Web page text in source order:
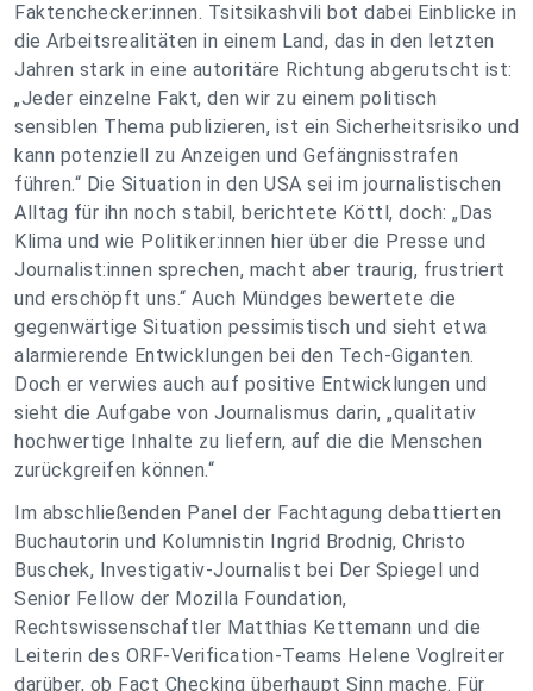
Faktenchecker:innen. Tsitsikashvili bot dabei Einblicke in
die Arbeitsrealitäten in einem Land, das in den letzten
Jahren stark in eine autoritäre Richtung abgerutscht ist:
„Jeder einzelne Fakt, den wir zu einem politisch
sensiblen Thema publizieren, ist ein Sicherheitsrisiko und
kann potenziell zu Anzeigen und Gefängnisstrafen
führen.“ Die Situation in den USA sei im journalistischen
Alltag für ihn noch stabil, berichtete Köttl, doch: „Das
Klima und wie Politiker:innen hier über die Presse und
Journalist:innen sprechen, macht aber traurig, frustriert
und erschöpft uns.“ Auch Mündges bewertete die
gegenwärtige Situation pessimistisch und sieht etwa
alarmierende Entwicklungen bei den Tech-Giganten.
Doch er verwies auch auf positive Entwicklungen und
sieht die Aufgabe von Journalismus darin, „qualitativ
hochwertige Inhalte zu liefern, auf die die Menschen
zurückgreifen können.“
Im abschließenden Panel der Fachtagung debattierten
Buchautorin und Kolumnistin Ingrid Brodnig, Christo
Buschek, Investigativ-Journalist bei Der Spiegel und
Senior Fellow der Mozilla Foundation,
Rechtswissenschaftler Matthias Kettemann und die
Leiterin des ORF-Verification-Teams Helene Voglreiter
darüber, ob Fact Checking überhaupt Sinn mache. Für